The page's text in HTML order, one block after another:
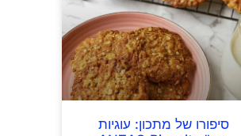
סיפורו של מתכון: עוגיות